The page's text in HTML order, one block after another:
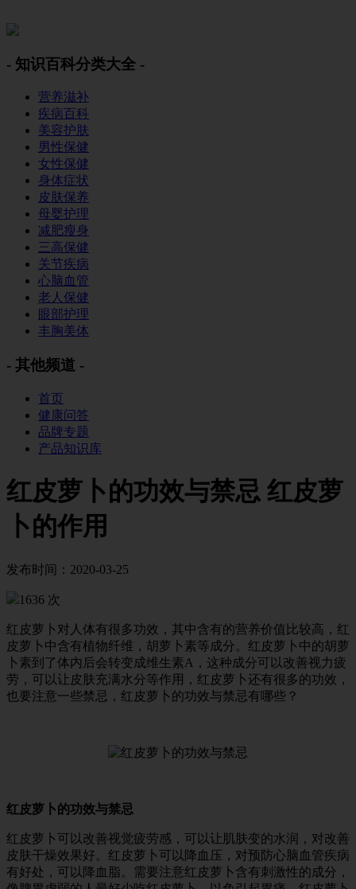
- 知识百科分类大全 -
营养滋补
疾病百科
美容护肤
男性保健
女性保健
身体症状
皮肤保养
母婴护理
减肥瘦身
三高保健
关节疾病
心脑血管
老人保健
眼部护理
丰胸美体
- 其他频道 -
首页
健康问答
品牌专题
产品知识库
红皮萝卜的功效与禁忌 红皮萝
卜的作用
发布时间：2020-03-25
1636 次
红皮萝卜对人体有很多功效，其中含有的营养价值比较高，红
皮萝卜中含有植物纤维，胡萝卜素等成分。红皮萝卜中的胡萝
卜素到了体内后会转变成维生素A，这种成分可以改善视力疲
劳，可以让皮肤充满水分等作用，红皮萝卜还有很多的功效，
也要注意一些禁忌，红皮萝卜的功效与禁忌有哪些？
红皮萝卜的功效与禁忌
红皮萝卜可以改善视觉疲劳感，可以让肌肤变的水润，对改善
皮肤干燥效果好。红皮萝卜可以降血压，对预防心脑血管疾病
有好处，可以降血脂。需要注意红皮萝卜含有刺激性的成分，